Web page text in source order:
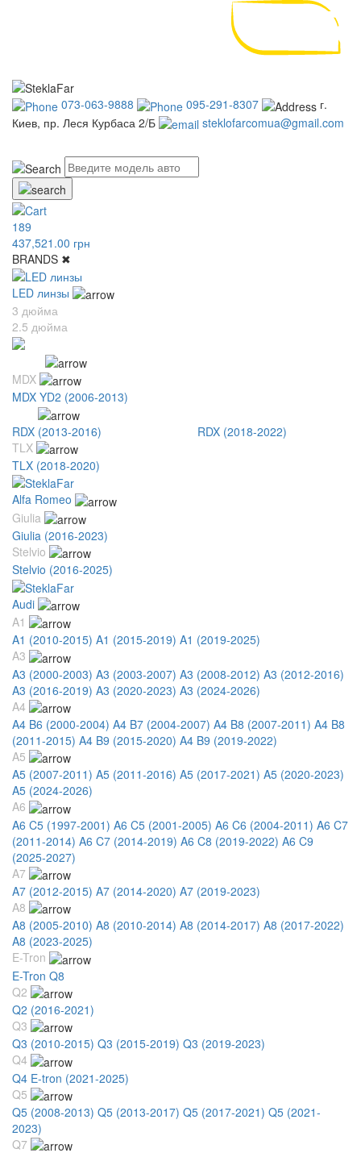
073-063-9888 095-291-8307
г.
Киев, пр. Леся Курбаса 2/Б
steklofarcomua@gmail.com
189
437,521.00 грн
BRANDS ✖
LED линзы
3 дюйма
2.5 дюйма
MDX
MDX YD2 (2006-2013)
RDX (2013-2016)
RDX (2018-2022)
TLX
TLX (2018-2020)
Alfa Romeo
Giulia
Giulia (2016-2023)
Stelvio
Stelvio (2016-2025)
Audi
A1
A1 (2010-2015) A1 (2015-2019) A1 (2019-2025)
A3
A3 (2000-2003) A3 (2003-2007) A3 (2008-2012) A3 (2012-2016)
A3 (2016-2019) A3 (2020-2023) A3 (2024-2026)
A4
A4 B6 (2000-2004) A4 B7 (2004-2007) A4 B8 (2007-2011) A4 B8
(2011-2015) A4 B9 (2015-2020) A4 B9 (2019-2022)
A5
A5 (2007-2011) A5 (2011-2016) A5 (2017-2021) A5 (2020-2023)
A5 (2024-2026)
A6
A6 C5 (1997-2001) A6 C5 (2001-2005) A6 C6 (2004-2011) A6 C7
(2011-2014) A6 C7 (2014-2019) A6 C8 (2019-2022) A6 C9
(2025-2027)
A7
A7 (2012-2015) A7 (2014-2020) A7 (2019-2023)
A8
A8 (2005-2010) A8 (2010-2014) A8 (2014-2017) A8 (2017-2022)
A8 (2023-2025)
E-Tron
E-Tron Q8
Q2
Q2 (2016-2021)
Q3
Q3 (2010-2015) Q3 (2015-2019) Q3 (2019-2023)
Q4
Q4 E-tron (2021-2025)
Q5
Q5 (2008-2013) Q5 (2013-2017) Q5 (2017-2021) Q5 (2021-
2023)
Q7